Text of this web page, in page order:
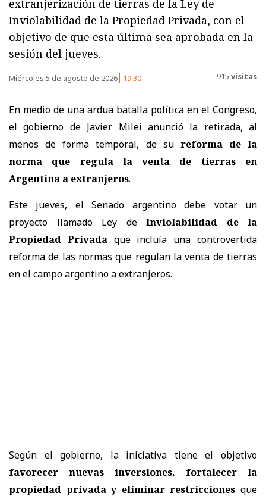
extranjerización de tierras de la Ley de
Inviolabilidad de la Propiedad Privada, con el
objetivo de que esta última sea aprobada en la
sesión del jueves.
Miércoles 5 de agosto de 2026 19:30 915 visitas
En medio de una ardua batalla política en el Congreso,
el gobierno de Javier Milei anunció la retirada, al
menos de forma temporal, de su reforma de la
norma que regula la venta de tierras en
Argentina a extranjeros.
Este jueves, el Senado argentino debe votar un
proyecto llamado Ley de Inviolabilidad de la
Propiedad Privadaque incluía una controvertida
reforma de las normas que regulan la venta de tierras
en el campo argentino a extranjeros.
Según el gobierno, la iniciativa tiene el objetivo
favorecer nuevas inversiones, fortalecer la
propiedad privada y eliminar restricciones que